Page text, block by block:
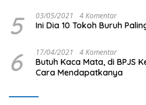
5 03/05/2021 4 Komentar
Ini Dia 10 Tokoh Buruh
6 17/04/2021 4 Komentar
Butuh Kaca Mata, di BPJS
Cara Mendapatkanya